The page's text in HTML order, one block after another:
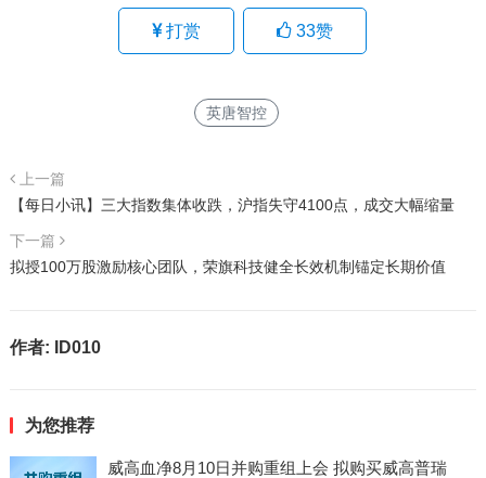
打赏 33赞
英唐智控
上一篇
【每日小讯】三大指数集体收跌，沪指失守4100点，成交大幅缩量
下一篇
拟授100万股激励核心团队，荣旗科技健全长效机制锚定长期价值
作者: ID010
为您推荐
威高血净8月10日并购重组上会 拟购买威高普瑞